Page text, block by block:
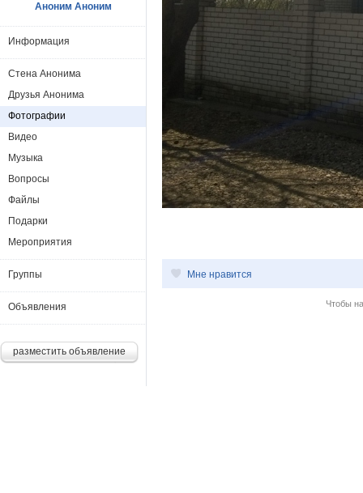
Мне нравится
Чтобы
Аноним Аноним
Информация
Стена Анонима
Друзья Анонима
Фотографии
Видео
Музыка
Вопросы
Файлы
Подарки
Мероприятия
Группы
Объявления
разместить объявление